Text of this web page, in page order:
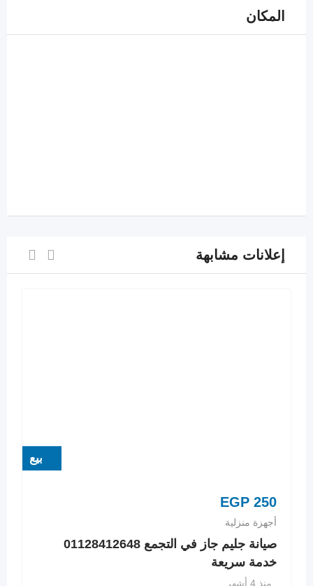
المكان
إعلانات مشابهة
بيع
EGP 250
أجهزة منزلية
صيانة جليم جاز في التجمع 01128412648
خدمة سريعة
منذ 4 أشهر